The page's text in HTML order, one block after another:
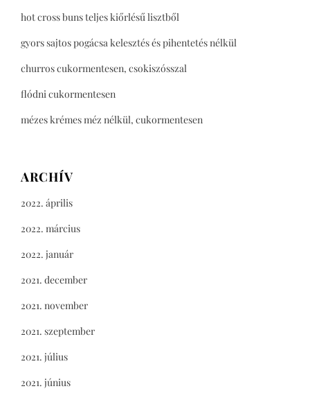
hot cross buns teljes kiőrlésű lisztből
gyors sajtos pogácsa kelesztés és pihentetés nélkül
churros cukormentesen, csokiszósszal
flódni cukormentesen
mézes krémes méz nélkül, cukormentesen
ARCHÍV
2022. április
2022. március
2022. január
2021. december
2021. november
2021. szeptember
2021. július
2021. június